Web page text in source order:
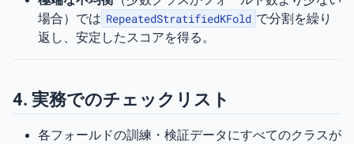
場合）では RepeatedStratifiedKFold で分割を繰り
返し、安定したスコアを得る。
4. 実務でのチェックリスト
各フォールドの訓練・検証データにすべてのクラスが